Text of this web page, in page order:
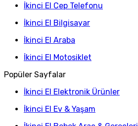
İkinci El Cep Telefonu
İkinci El Bilgisayar
İkinci El Araba
İkinci El Motosiklet
Popüler Sayfalar
İkinci El Elektronik Ürünler
İkinci El Ev & Yaşam